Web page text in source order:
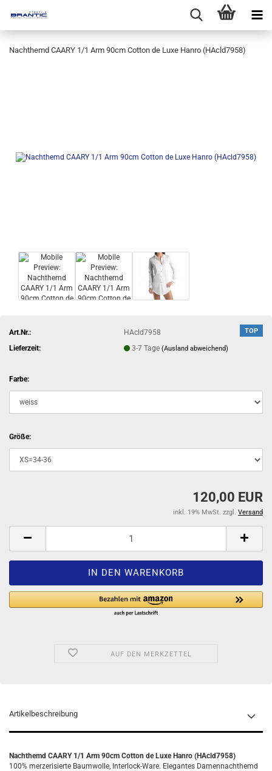
Nachthemd CAARY 1/1 Arm 90cm Cotton de Luxe Hanro (HAcld7958)
TOP
Art.Nr.:
HAcld7958
Lieferzeit:
3-7 Tage(Ausland abweichend)
Farbe:
Größe:
120,00 EUR
inkl. 19% MwSt. zzgl. Versand
AUF DEN MERKZETTEL
Artikelbeschreibung
Nachthemd CAARY 1/1 Arm 90cm Cotton de Luxe Hanro (HAcld7958)
100% merzerisierte Baumwolle, Interlock-Ware. Elegantes Damennachthemd